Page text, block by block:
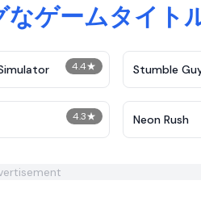
ゲームタイト
4.4★ Stumble
4.3★ Neon Rush